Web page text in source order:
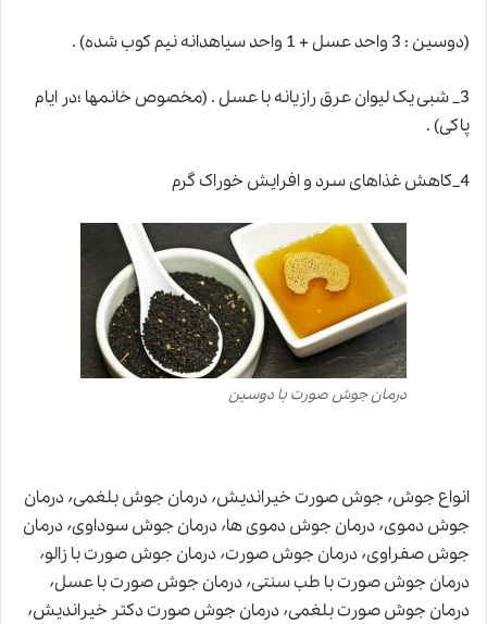
(دوسین : 3 واحد عسل + 1 واحد سیاهدانه نیم کوب شده) .
3_ شبی یک لیوان عرق رازیانه با عسل . (مخصوص خانمها ؛در ایام
پاکی) .
4_کاهش غذاهای سرد و افرایش خوراک گرم
درمان جوش صورت با دوسین
انواع جوش٬ جوش صورت خیراندیش٬ درمان جوش بلغمی٬ درمان
جوش دموی٬ درمان جوش دموی ها٬ درمان جوش سوداوی٬ درمان
جوش صفراوی٬ درمان جوش صورت٬ درمان جوش صورت با زالو٬
درمان جوش صورت با طب سنتی
٬ درمان جوش صورت با عسل٬
درمان جوش صورت بلغمی٬ درمان جوش صورت دکتر خیراندیش٬